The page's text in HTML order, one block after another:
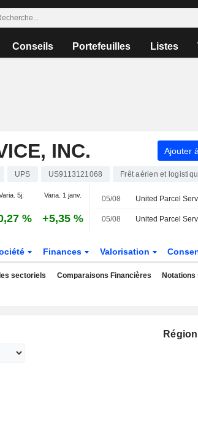
Conseils Portefeuilles Listes
INC. Ajouter
UPS US9113121068 Frêt aérien et
5j. Varia. 1 janv.
% +5,35 %
05/08
05/08
Finances Valorisation
sectoriels Comparaisons Financières